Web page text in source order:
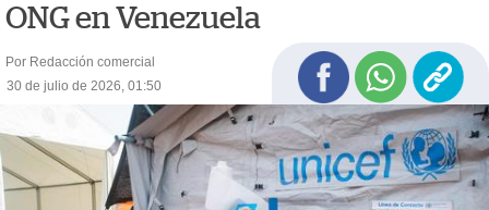
ONG en Venezuela
Por Redacción comercial
30 de julio de 2026, 01:50